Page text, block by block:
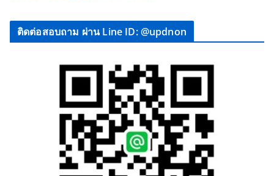
ติดต่อสอบถาม ผ่าน Line ID: @updnon